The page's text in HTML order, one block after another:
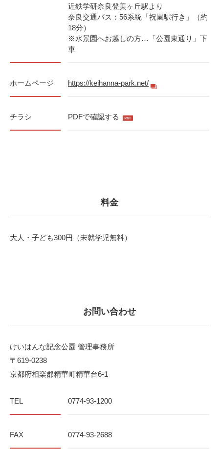
近鉄学研奈良登美ヶ丘駅より
奈良交通バス：56系統「祝園駅行き」（約
18分）
※水景園へお越しの方…「公園東通り」下
車
ホームページ https://keihanna-park.net/
チラシ PDFで確認する
料金
大人・子ども300円（未就学児無料）
お問い合わせ
けいはんな記念公園 管理事務所
〒619-0238
京都府相楽郡精華町精華台6-1
TEL 0774-93-1200
FAX 0774-93-2688